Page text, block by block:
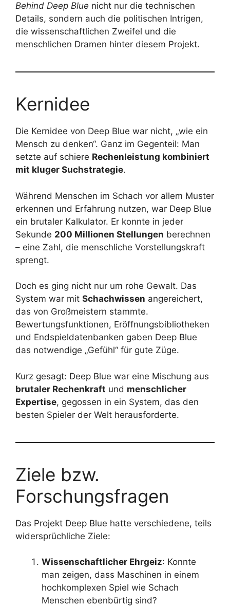
Behind Deep Blue nicht nur die technischen
Details, sondern auch die politischen Intrigen,
die wissenschaftlichen Zweifel und die
menschlichen Dramen hinter diesem Projekt.
Kernidee
Die Kernidee von Deep Blue war nicht, „wie ein
Mensch zu denken“. Ganz im Gegenteil: Man
setzte auf schiere Rechenleistung kombiniert
mit kluger Suchstrategie.
Während Menschen im Schach vor allem Muster
erkennen und Erfahrung nutzen, war Deep Blue
ein brutaler Kalkulator. Er konnte in jeder
Sekunde 200 Millionen Stellungen berechnen
– eine Zahl, die menschliche Vorstellungskraft
sprengt.
Doch es ging nicht nur um rohe Gewalt. Das
System war mit Schachwissen angereichert,
das von Großmeistern stammte.
Bewertungsfunktionen, Eröffnungsbibliotheken
und Endspieldatenbanken gaben Deep Blue
das notwendige „Gefühl“ für gute Züge.
Kurz gesagt: Deep Blue war eine Mischung aus
brutaler Rechenkraft und menschlicher
Expertise, gegossen in ein System, das den
besten Spieler der Welt herausforderte.
Ziele bzw.
Forschungsfragen
Das Projekt Deep Blue hatte verschiedene, teils
widersprüchliche Ziele:
Wissenschaftlicher Ehrgeiz: Konnte
man zeigen, dass Maschinen in einem
hochkomplexen Spiel wie Schach
Menschen ebenbürtig sind?